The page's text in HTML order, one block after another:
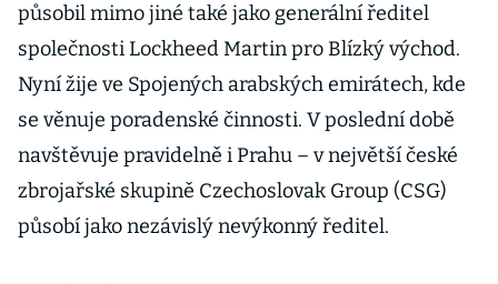
působil mimo jiné také jako generální ředitel
společnosti Lockheed Martin pro Blízký východ.
Nyní žije ve Spojených arabských emirátech, kde
se věnuje poradenské činnosti. V poslední době
navštěvuje pravidelně i Prahu – v největší české
zbrojařské skupině Czechoslovak Group (CSG)
působí jako nezávislý nevýkonný ředitel.